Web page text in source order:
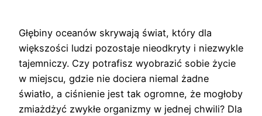
Głębiny oceanów skrywają świat, który dla
większości ludzi pozostaje nieodkryty i niezwykle
tajemniczy. Czy potrafisz wyobrazić sobie życie
w miejscu, gdzie nie dociera niemal żadne
światło, a ciśnienie jest tak ogromne, że mogłoby
zmiażdżyć zwykłe organizmy w jednej chwili? Dla